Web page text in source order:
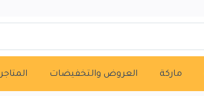
ماركة العروض والتخفيضات المتاجر